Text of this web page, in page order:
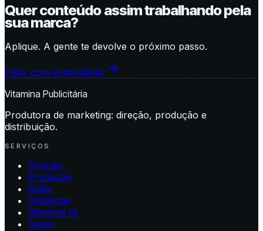
Quer conteúdo assim trabalhando pela
sua marca?
Aplique. A gente te devolve o próximo passo.
Falar com especialista
Vitamina Publicitária
Produtora de marketing: direção, produção e
distribuição.
SERVIÇOS
Direção
Produção
Mídia
Vitaminas
Vitamina IA
Cases